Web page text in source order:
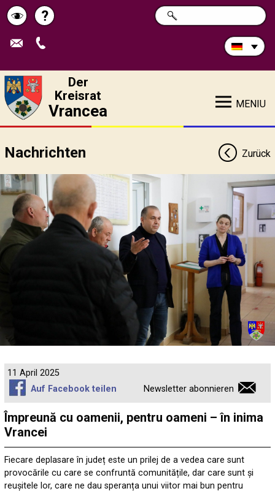
Schimbă
contrastul
Pagina
de
?
Durchsuchen
Sie
SUCHE
Der
Kreisrat
Vrancea MENIU
Nachrichten Zurück
11 April 2025
Auf Facebook teilen
Newsletter abonnieren
Împreună cu oamenii, pentru oameni – în inima
Vrancei
Fiecare deplasare în județ este un prilej de a vedea care sunt
provocările cu care se confruntă comunitățile, dar care sunt și
reușitele lor, care ne dau speranța unui viitor mai bun pentru